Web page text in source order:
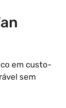
em custo-
sem